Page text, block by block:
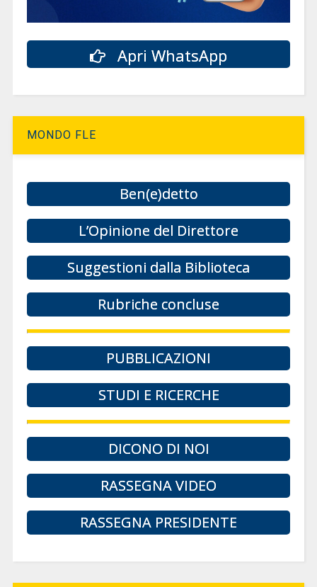
Apri WhatsApp
MONDO FLE
Ben(e)detto
L’Opinione del Direttore
Suggestioni dalla Biblioteca
Rubriche concluse
PUBBLICAZIONI
STUDI E RICERCHE
DICONO DI NOI
RASSEGNA VIDEO
RASSEGNA PRESIDENTE